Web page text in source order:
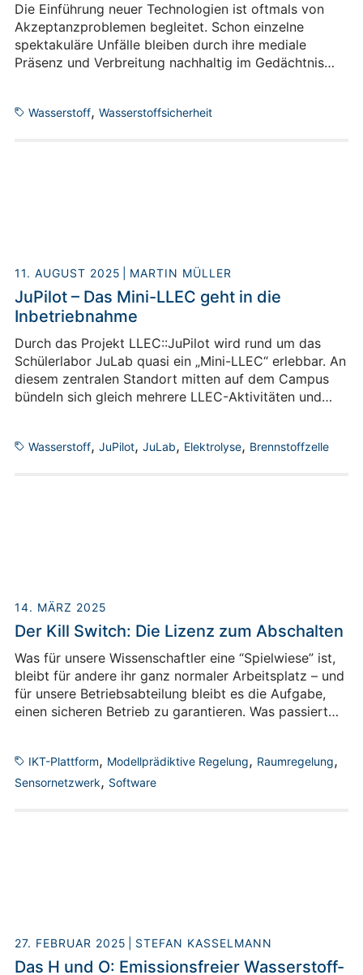
Die Einführung neuer Technologien ist oftmals von
Akzeptanzproblemen begleitet. Schon einzelne
spektakuläre Unfälle bleiben durch ihre mediale
Präsenz und Verbreitung nachhaltig im Gedächtnis
Wasserstofftechnologien ist Sicherheit angesichts der
Wasserstoff, Wasserstoffsicherheit
11. AUGUST 2025 MARTIN MÜLLER
JuPilot – Das Mini-LLEC geht in die
Inbetriebnahme
Durch das Projekt LLEC::JuPilot wird rund um das
Schülerlabor JuLab quasi ein „Mini-LLEC“ erlebbar. An
diesem zentralen Standort mitten auf dem Campus
bündeln sich gleich mehrere LLEC-Aktivitäten und
des Mini-LLEC bezüglich der Sicherheit dieses
Wasserstoff, JuPilot, JuLab, Elektrolyse, Brennstoffzelle
14. MÄRZ 2025
Der Kill Switch: Die Lizenz zum Abschalten
Was für unsere Wissenschaftler eine “Spielwiese” ist,
bleibt für andere ihr ganz normaler Arbeitsplatz – und
für unsere Betriebsabteilung bleibt es die Aufgabe,
einen sicheren Betrieb zu garantieren. Was passiert
Unsere Antwort darauf ist der sogenannte “Kill
Switch”. Das klingt martialisch, versöhnt aber die
IKT-Plattform, Modellprädiktive Regelung, Raumregelung,
Sensornetzwerk, Software
27. FEBRUAR 2025 STEFAN KASSELMANN
Das H und O: Emissionsfreier Wasserstoff-